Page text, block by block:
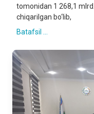
tomonidan 1 268,1
chiqarilgan bo‘lib,
Batafsil ...